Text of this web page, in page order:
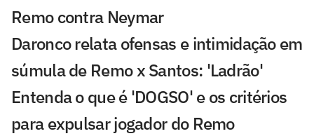
Remo contra Neymar
Daronco relata ofensas e intimidação em
súmula de Remo x Santos: 'Ladrão'
Entenda o que é 'DOGSO' e os critérios
para expulsar jogador do Remo